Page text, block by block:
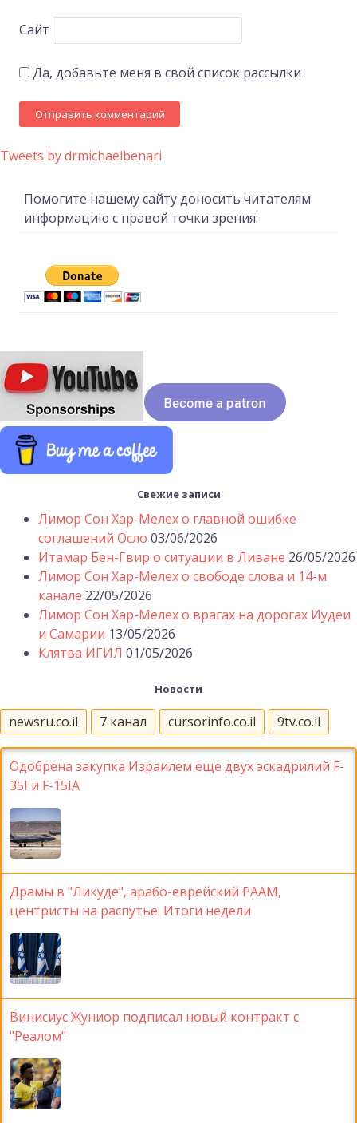
Сайт
Да, добавьте меня в свой список рассылки
Tweets by drmichaelbenari
Помогите нашему сайту доносить читателям
информацию с правой точки зрения:
Свежие записи
Лимор Сон Хар-Мелех о главной ошибке
соглашений Осло 03/06/2026
Итамар Бен-Гвир о ситуации в Ливане 26/05/2026
Лимор Сон Хар-Мелех о свободе слова и 14-м
канале 22/05/2026
Лимор Сон Хар-Мелех о врагах на дорогах Иудеи
и Самарии 13/05/2026
Клятва ИГИЛ 01/05/2026
Новости
newsru.co.il 7 канал cursorinfo.co.il 9tv.co.il
Одобрена закупка Израилем еще двух эскадрилий F-
35I и F-15IA
Драмы в "Ликуде", арабо-еврейский РААМ,
центристы на распутье. Итоги недели
Винисиус Жуниор подписал новый контракт с
"Реалом"